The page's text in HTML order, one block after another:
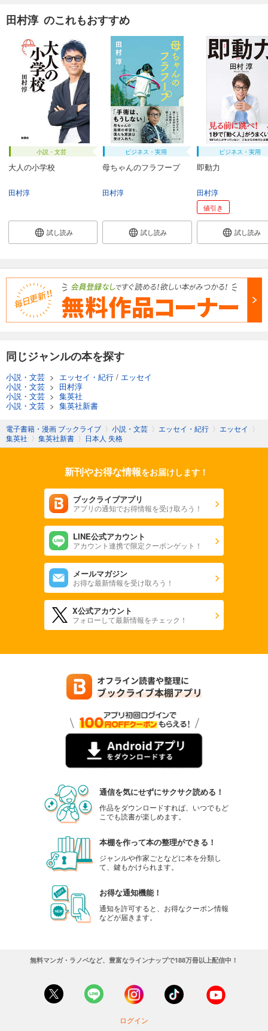
田村淳 のこれもおすすめ
小説・文芸
大人の小学校
田村淳
試し読み
ビジネス・実用
母ちゃんのフラフープ
田村淳
試し読み
ビジネス・実用
即動力
田村淳
値引き
試し読み
同じジャンルの本を探す
小説・文芸 > エッセイ・紀行 / エッセイ
小説・文芸 > 田村淳
小説・文芸 > 集英社
小説・文芸 > 集英社新書
電子書籍・漫画 ブックライブ 〉 小説・文芸 〉 エッセイ・紀行 〉 エッセイ 〉
集英社 〉 集英社新書 〉 日本人 失格
新刊やお得な情報をお届けします！
ブックライブアプリ
アプリの通知でお得情報を受け取ろう！
LINE公式アカウント
アカウント連携で限定クーポンゲット！
メールマガジン
お得な最新情報を受け取ろう！
X公式アカウント
フォローして最新情報をチェック！
通信を気にせずにサクサク読める！
作品をダウンロードすれば、いつでもど
こでも読書が楽しめます。
本棚を作って本の整理ができる！
ジャンルや作家ごとなどに本を分類し
て、鍵もかけられます。
お得な通知機能！
通知を許可すると、お得なクーポン情報
などが届きます。
無料マンガ・ラノベなど、豊富なラインナップで188万冊以上配信中！
ログイン